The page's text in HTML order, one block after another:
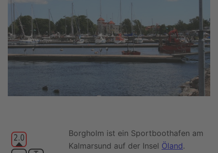
Borgholm ist ein Sportboothafen am
Kalmarsund auf der Insel Öland.